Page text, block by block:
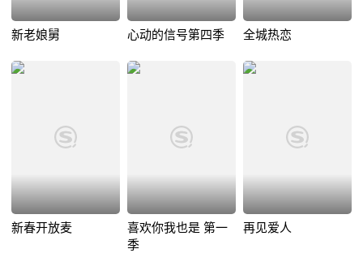
新老娘舅 心动的信号第四季 全城热恋
新春开放麦
喜欢你我也是 第一
季
再见爱人